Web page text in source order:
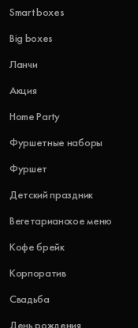
Smart boxes
Big boxes
Ланчи
Акция
Home Party
Фуршетные наборы
Фуршет
Детский праздник
Вегетарианское меню
Кофе брейк
Корпоратив
Свадьба